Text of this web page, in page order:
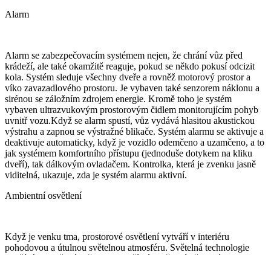
Alarm
Alarm se zabezpečovacím systémem nejen, že chrání vůz před
krádeží, ale také okamžitě reaguje, pokud se někdo pokusí odcizit
kola. Systém sleduje všechny dveře a rovněž motorový prostor a
víko zavazadlového prostoru. Je vybaven také senzorem náklonu a
sirénou se záložním zdrojem energie. Kromě toho je systém
vybaven ultrazvukovým prostorovým čidlem monitorujícím pohyb
uvnitř vozu.Když se alarm spustí, vůz vydává hlasitou akustickou
výstrahu a zapnou se výstražné blikače. Systém alarmu se aktivuje a
deaktivuje automaticky, když je vozidlo odemčeno a uzamčeno, a to
jak systémem komfortního přístupu (jednoduše dotykem na kliku
dveří), tak dálkovým ovladačem. Kontrolka, která je zvenku jasně
viditelná, ukazuje, zda je systém alarmu aktivní.
Ambientní osvětlení
Když je venku tma, prostorové osvětlení vytváří v interiéru
pohodovou a útulnou světelnou atmosféru. Světelná technologie